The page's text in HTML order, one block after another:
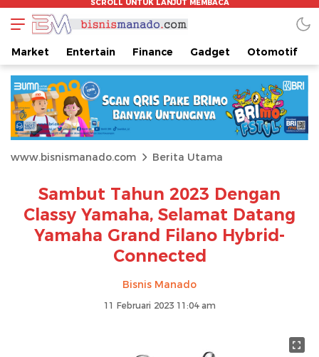
Market Entertain Finance Gadget Otomotif
www.bisnismanado.com Berita Utama
Sambut Tahun 2023 Dengan
Classy Yamaha, Selamat Datang
Yamaha Grand Filano Hybrid-
Connected
Bisnis Manado
11 Februari 2023 11:04 am